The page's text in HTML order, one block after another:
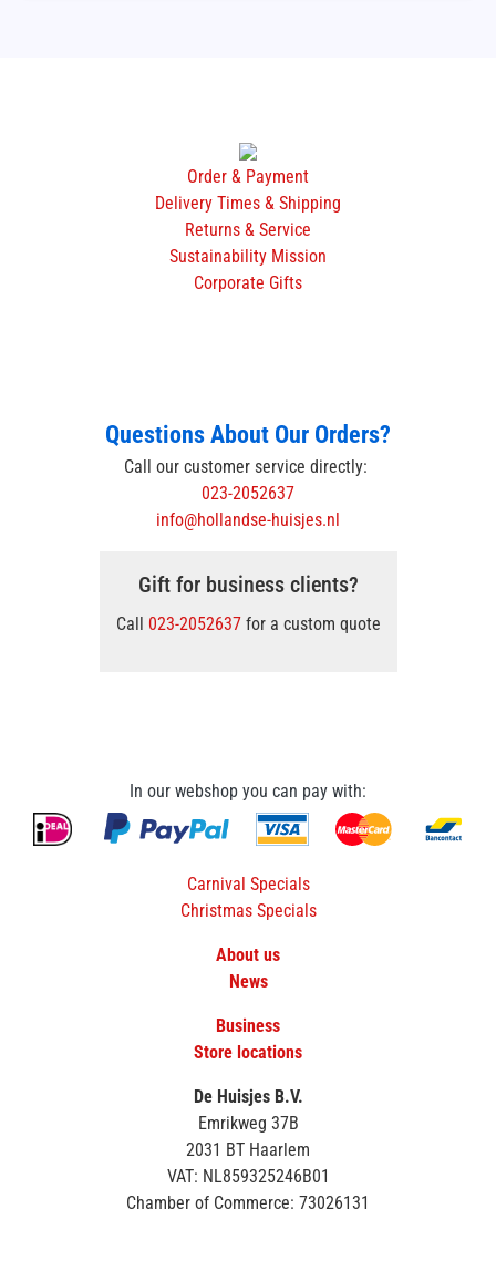
Order & Payment
Delivery Times & Shipping
Returns & Service
Sustainability Mission
Corporate Gifts
Questions About Our Orders?
Call our customer service directly:
023-2052637
info@hollandse-huisjes.nl
Gift for business clients?
Call 023-2052637for a custom quote
In our webshop you can pay with:
Carnival Specials
Christmas Specials
About us
News
Business
Store locations
De Huisjes B.V.
Emrikweg 37B
2031 BT Haarlem
VAT: NL859325246B01
Chamber of Commerce: 73026131